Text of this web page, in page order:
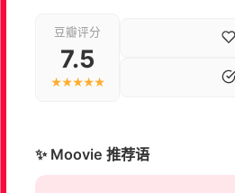
豆瓣评分
7.5
★★★★★
✨ Moovie 推荐语